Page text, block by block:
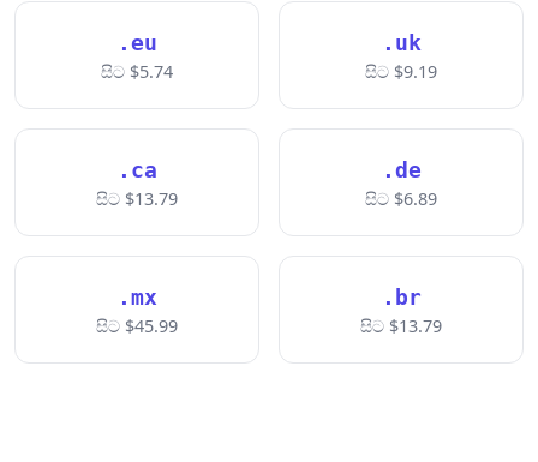
.eu
සිට $5.74
.uk
සිට $9.19
.ca
සිට $13.79
.de
සිට $6.89
.mx
සිට $45.99
.br
සිට $13.79